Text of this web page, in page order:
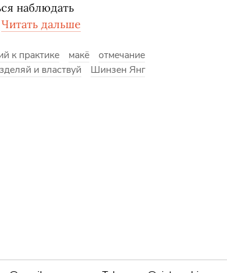
наблюдать
Читать дальше
к практике макё
отмечание
и властвуй
Шинзен Янг